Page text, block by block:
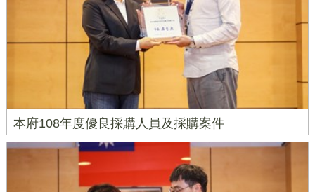
本府108年度優良採購人員及採購案件